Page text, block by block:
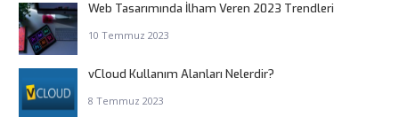
Web Tasarımında İlham Veren 2023 Trendleri
10 Temmuz 2023
vCloud Kullanım Alanları Nelerdir?
8 Temmuz 2023